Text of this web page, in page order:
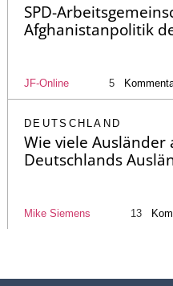
SPD-
Afghanistanpolitik
JF-Online 5
DEUTSCHLAND
Wie viele
Deutschlands
Mike Siemens 13